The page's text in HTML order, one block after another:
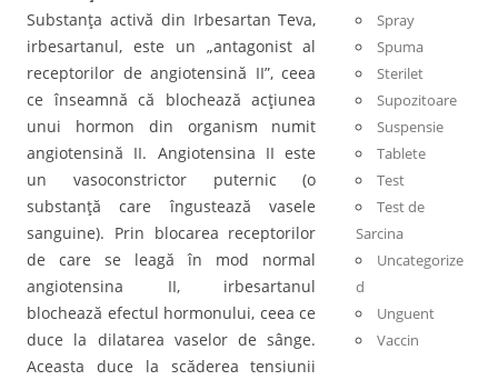
Substanţa activă din Irbesartan Teva,
irbesartanul, este un „antagonist al
receptorilor de angiotensină II”, ceea
ce înseamnă că blochează acţiunea
unui hormon din organism numit
angiotensină II. Angiotensina II este
un vasoconstrictor puternic (o
substanţă care îngustează vasele
sanguine). Prin blocarea receptorilor
de care se leagă în mod normal
angiotensina II, irbesartanul
blochează efectul hormonului, ceea ce
duce la dilatarea vaselor de sânge.
Aceasta duce la scăderea tensiunii
Spray
Spuma
Sterilet
Supozitoare
Suspensie
Tablete
Test
Test de
Sarcina
Uncategorize
d
Unguent
Vaccin